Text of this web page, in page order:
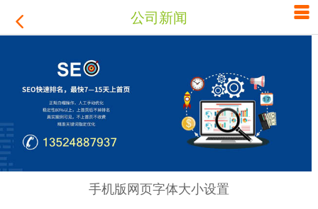
 公司新闻 
手机版网页字体大小设置